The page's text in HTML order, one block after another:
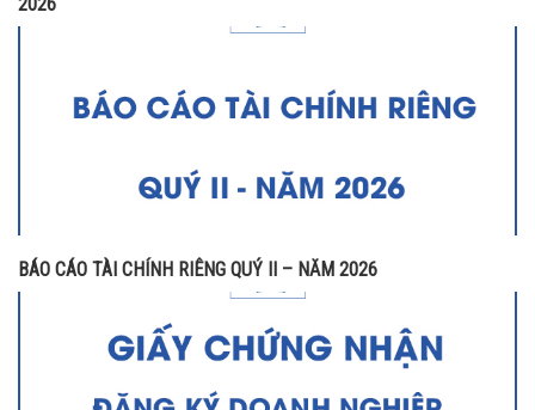
BÁO CÁO TÀI CHÍNH RIÊNG QUÝ II – NĂM 2026